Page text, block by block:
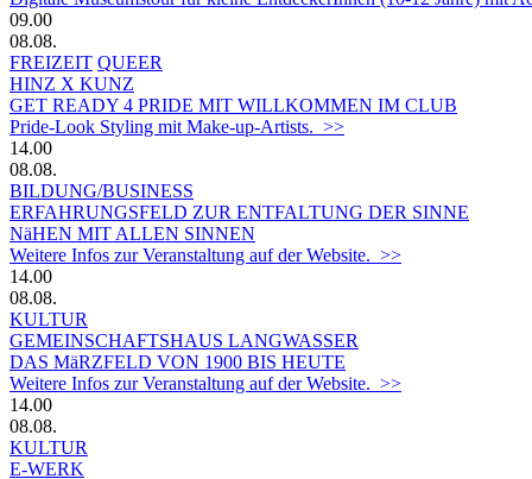
09.00
08.08.
FREIZEIT QUEER
HINZ X KUNZ
GET READY 4 PRIDE MIT WILLKOMMEN IM CLUB
Pride-Look Styling mit Make-up-Artists. >>
14.00
08.08.
BILDUNG/BUSINESS
ERFAHRUNGSFELD ZUR ENTFALTUNG DER SINNE
NäHEN MIT ALLEN SINNEN
Weitere Infos zur Veranstaltung auf der Website. >>
14.00
08.08.
KULTUR
GEMEINSCHAFTSHAUS LANGWASSER
DAS MäRZFELD VON 1900 BIS HEUTE
Weitere Infos zur Veranstaltung auf der Website. >>
14.00
08.08.
KULTUR
E-WERK